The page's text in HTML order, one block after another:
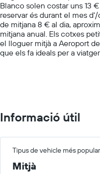
1
Y
axis
displaying
values.
Range:
Blanco solen costar uns 13
reservar és durant el mes
de mitjana 8 € al dia,
mitjana anual. Els cotxes
el lloguer mitjà a Aeroport
que els fa ideals per a
Informació útil
Tipus de vehicle més popular
Mitjà